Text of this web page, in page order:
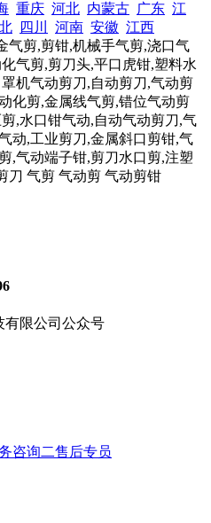
重庆 河北 内蒙古 广东 江
四川 河南 安徽 江西
气剪,剪钳,机械手气剪,浇口气
气剪,剪刀头,平口虎钳,塑料水
机气动剪刀,自动剪刀,气动剪
化剪,金属线气剪,错位气动剪
,水口钳气动,自动气动剪刀,气
动,工业剪刀,金属斜口剪钳,气
,气动端子钳,剪刀水口剪,注塑
刀 气剪 气动剪 气动剪钳
咨询二售后专员